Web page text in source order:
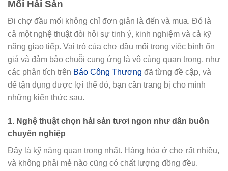
Mối Hải Sản
Đi chợ đầu mối không chỉ đơn giản là đến và mua. Đó là
cả một nghệ thuật đòi hỏi sự tinh ý, kinh nghiệm và cả kỹ
năng giao tiếp. Vai trò của chợ đầu mối trong việc bình ổn
giá và đảm bảo chuỗi cung ứng là vô cùng quan trọng, như
các phân tích trên Báo Công Thương đã từng đề cập, và
để tận dụng được lợi thế đó, bạn cần trang bị cho mình
những kiến thức sau.
1. Nghệ thuật chọn hải sản tươi ngon như dân buôn
chuyên nghiệp
Đây là kỹ năng quan trọng nhất. Hàng hóa ở chợ rất nhiều,
và không phải mẻ nào cũng có chất lượng đồng đều.